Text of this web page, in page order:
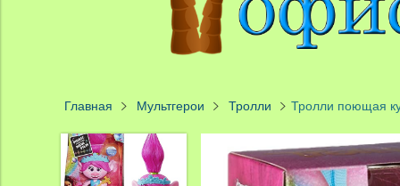
Главная Мультгерои Тролли Тролли поющая